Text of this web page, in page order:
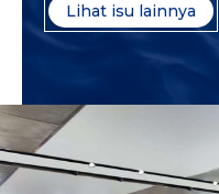
Lihat isu lainnya